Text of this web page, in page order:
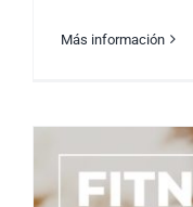
Consejos
Más información